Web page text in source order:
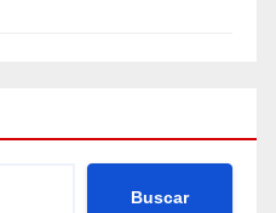
Buscar